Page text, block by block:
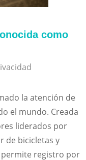
como
la atención de
el mundo. Creada
liderados por
de bicicletas y
registro por